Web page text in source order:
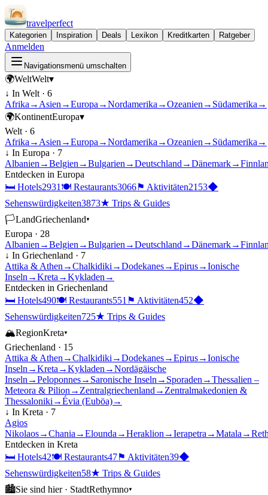
travelperfect
Kategorien Inspiration Deals Lexikon Kreditkarten Ratgeber
Anmelden
Navigationsmenü umschalten
🌍WeltWelt▾
↓ In Welt · 6
Afrika → Asien →Europa →Nordamerika →Ozeanien → Südamerika →
🌍KontinentEuropa▾
Welt · 6
Afrika → Asien →Europa →Nordamerika →Ozeanien → Südamerika →
↓ In Europa · 7
Albanien →Belgien →Bulgarien →Deutschland →Dänemark→
Entdecken in Europa
🛏 Hotels2931 🍽 Restaurants3066⚑ Aktivitäten2153◆
Sehenswürdigkeiten3873★ Trips & Guides
🏳LandGriechenland▾
Europa · 28
Albanien →Belgien →Bulgarien →Deutschland →Dänemark→
↓ In Griechenland · 7
Attika & Athen →Chalkidiki →Dodekanes→Epirus→Ionische
Inseln →Kreta →Kykladen →
Entdecken in Griechenland
🛏 Hotels490🍽 Restaurants551 ⚑ Aktivitäten452◆
Sehenswürdigkeiten725★ Trips & Guides
🏔RegionKreta▾
Griechenland · 15
Attika & Athen →Chalkidiki →Dodekanes→Epirus→Ionische
Inseln →Kreta →Kykladen →Nordägäische
Inseln →Peloponnes→ Saronische Inseln → Sporaden →Thessalien –
Meteora & Pilion → Zentralgriechenland → Zentralmakedonien &
Thessaloniki →Évia (Euböa)→
↓ In Kreta · 7
Agios
Nikolaos→Chania →Elounda →Heraklion →Ierapetra →Matala →
Entdecken in Kreta
🛏 Hotels42🍽 Restaurants47⚑ Aktivitäten39◆
Sehenswürdigkeiten58★ Trips & Guides
🏙Sie sind hier · StadtRethymno▾